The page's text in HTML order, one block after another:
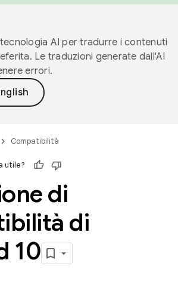
AI per tradurre i contenuti
Le traduzioni generate dall'AI
errori.
Compatibilità
utile?
di
di
10